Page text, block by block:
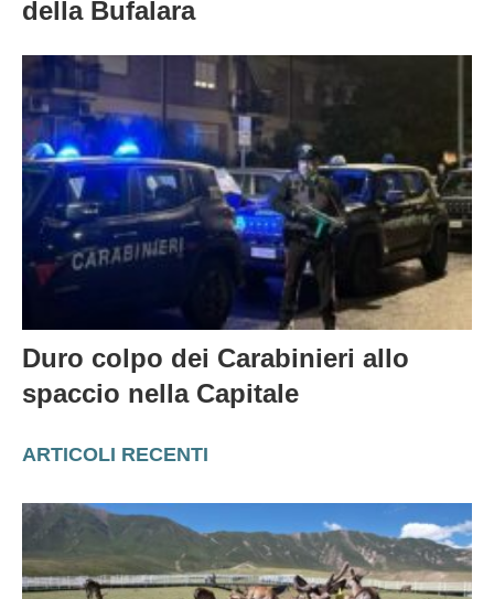
della Bufalara
Duro colpo dei Carabinieri allo
spaccio nella Capitale
ARTICOLI RECENTI